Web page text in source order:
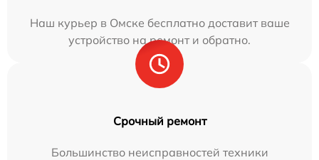
Наш курьер в Омске бесплатно доставит ваше
устройство на ремонт и обратно.
Срочный ремонт
Большинство неисправностей техники